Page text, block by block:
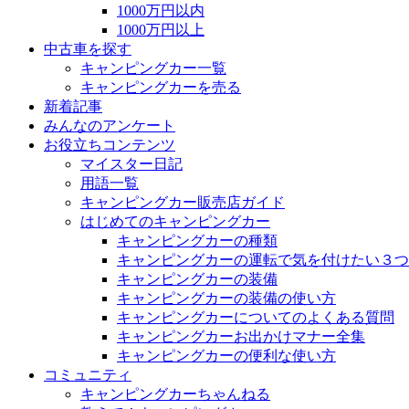
1000万円以内
1000万円以上
中古車を探す
キャンピングカー一覧
キャンピングカーを売る
新着記事
みんなのアンケート
お役立ちコンテンツ
マイスター日記
用語一覧
キャンピングカー販売店ガイド
はじめてのキャンピングカー
キャンピングカーの種類
キャンピングカーの運転で気を付けたい３
キャンピングカーの装備
キャンピングカーの装備の使い方
キャンピングカーについてのよくある質問
キャンピングカーお出かけマナー全集
キャンピングカーの便利な使い方
コミュニティ
キャンピングカーちゃんねる